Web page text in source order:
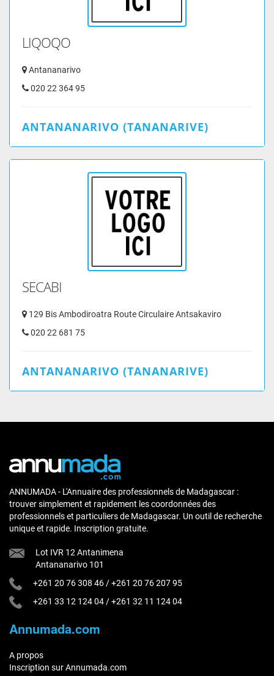
LIQOQO
Antananarivo
020 22 364 95
ANTANANARIVO (TANANARIVE)
SECABI
129 Bis Ambodiroatra Route Circulaire Antsakaviro
020 22 681 75
ANTANANARIVO (TANANARIVE)
ANNUMADA - L'Annuaire des professionnels de Madagascar :
trouver simplement et rapidement les coordonnées des
professionnels et particuliers de Madagascar. Un outil de recherche
unique et rapide. Inscription gratuite.
Lot IVR 12 Antanimena
Antananarivo 101
+261 20 76 308 46 /+261 20 76 207 95
+261 33 12 124 04 /+261 32 11 124 04
Annumada.com
A propos
Inscription sur Annumada.com